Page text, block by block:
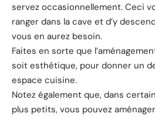
servez occasionnellement. Ceci
ranger dans la cave et d’y
vous en aurez besoin.
Faites en sorte que
soit esthétique, pour donner un
espace cuisine.
Notez également que, dans
plus petits, vous pouvez